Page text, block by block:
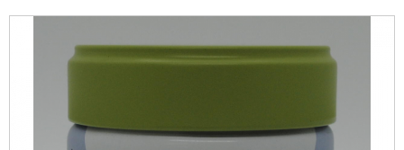
決済方法・送料など
商品一覧